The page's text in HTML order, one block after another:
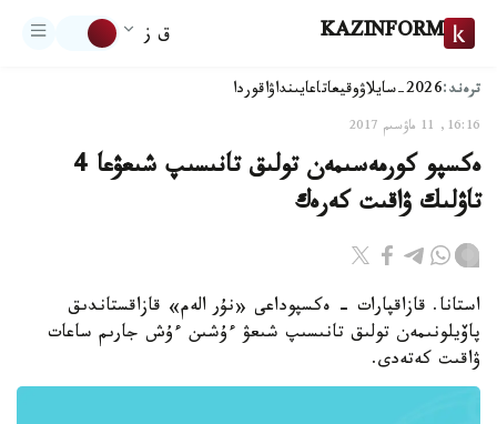
KAZINFORM ق ز
ترەند:2026-سايلاۋ وقيعاتاعايىنداۋاقوردا
16:16, 11 ماۋسىم 2017
ەكسپو كورمەسىمەن تولىق تانىسىپ شىعۋعا 4
تاۋلىك ۋاقىت كەرەك
استانا. قازاقپارات - ەكسپوداعى «نۇر الەم» قازاقستاندىق
پاۆيلونىمەن تولىق تانىسىپ شىعۋ ءۇشىن ءۇش جارىم ساعات
ۋاقىت كەتەدى.